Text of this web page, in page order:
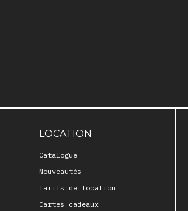
LOCATION
Catalogue
Nouveautés
Tarifs de location
Cartes cadeaux